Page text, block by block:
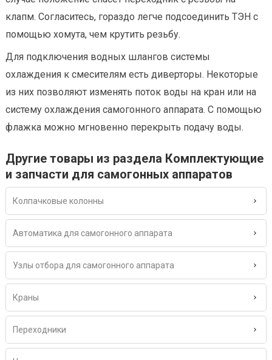
клапм. Согласитесь, гораздо легче подсоединить ТЭН с
помощью хомута, чем крутить резьбу.
Для подключения водных шлангов системы
охлаждения к смесителям есть диверторы. Некоторые
из них позволяют изменять поток воды на кран или на
систему охлаждения самогонного аппарата. С помощью
флажка можно мгновенно перекрыть подачу воды.
Другие товары из раздела Комплектующие
и запчасти для самогонных аппаратов
Колпачковые колонны
Автоматика для самогонного аппарата
Узлы отбора для самогонного аппарата
Краны
Переходники